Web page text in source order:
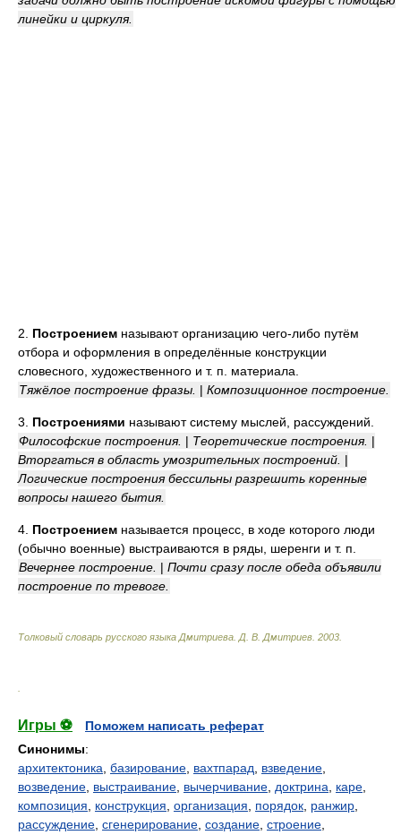
линейки и циркуля.
2. Построением называют организацию чего-либо путём
отбора и оформления в определённые конструкции
словесного, художественного и т. п. материала.
Тяжёлое построение фразы. | Композиционное построение.
3. Построениями называют систему мыслей, рассуждений.
Философские построения. | Теоретические построения. |
Вторгаться в область умозрительных построений. |
Логические построения бессильны разрешить коренные
вопросы нашего бытия.
4. Построением называется процесс, в ходе которого люди
(обычно военные) выстраиваются в ряды, шеренги и т. п.
Вечернее построение. | Почти сразу после обеда объявили
построение по тревоге.
Толковый словарь русского языка Дмитриева Д. В. Дмитриев. 2003
Игры ⚽
Поможем написать реферат
Синонимы:
архитектоника базирование вахтпарад взведение
возведение выстраивание вычерчивание доктрина каре
композиция
конструкция организация порядок ранжир
рассуждение сгенерирование создание строение